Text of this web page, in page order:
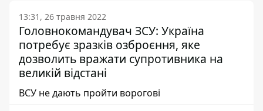
13:31, 26 травня 2022
Головнокомандувач ЗСУ: Україна
потребує зразків озброєння, яке
дозволить вражати супротивника на
великій відстані
ВСУ не дають пройти ворогові